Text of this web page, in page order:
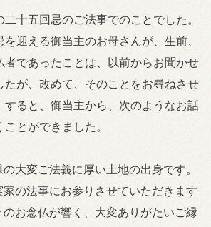
十五回忌のご法事でのことでした。
迎える御当主のお母さんが、生前、
者であったことは、以前からお聞かせ
たが、改めて、そのことをお尋ねさせ
すると、御当主から、次のようなお話
とができました。
の大変ご法義に厚い土地の出身です。
の法事にお参りさせていただきます
のお念仏が響く、大変ありがたいご縁